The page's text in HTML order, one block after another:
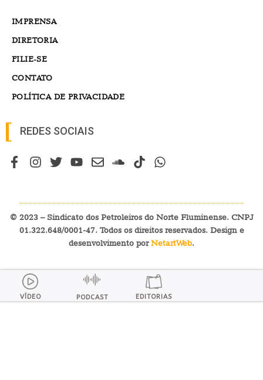
IMPRENSA
DIRETORIA
FILIE-SE
CONTATO
POLÍTICA DE PRIVACIDADE
REDES SOCIAIS
© 2023 – Sindicato dos Petroleiros do Norte Fluminense. CNPJ
01.322.648/0001-47. Todos os direitos reservados. Design e
desenvolvimento porNetartWeb.
VÍDEO PODCAST EDITORIAS